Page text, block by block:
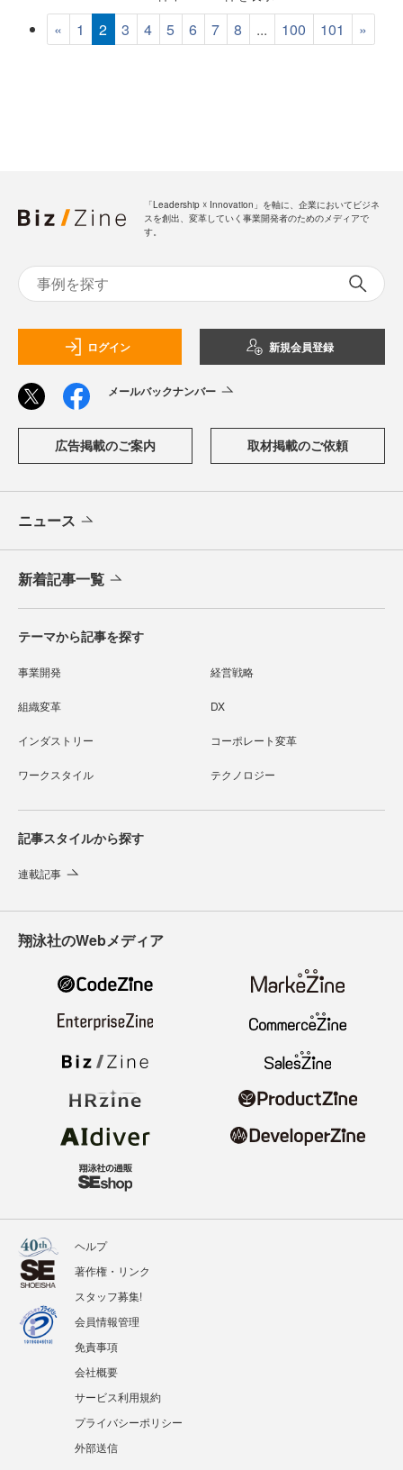
« 1 2 3 4 5 6 7 8 ... 100 101 »
「Leadership ☓ Innovation」を軸に、企業においてビジネ
スを創出、変革していく事業開発者のためのメディアで
す。
ログイン 新規会員登録
メールバックナンバー
広告掲載のご案内 取材掲載のご依頼
ニュース
新着記事一覧
テーマから記事を探す
事業開発 経営戦略
組織変革 DX
インダストリー コーポレート変革
ワークスタイル テクノロジー
記事スタイルから探す
連載記事
翔泳社のWebメディア
ヘルプ
著作権・リンク
スタッフ募集!
会員情報管理
免責事項
会社概要
サービス利用規約
プライバシーポリシー
外部送信